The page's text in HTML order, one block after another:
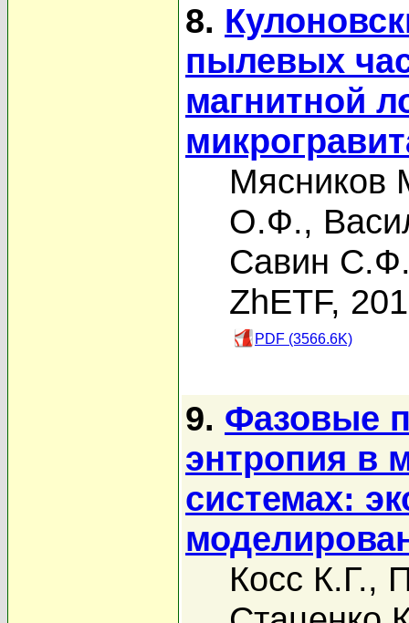
8.
пылевых
магнитной
Мясников
О.Ф.,
Савин
ZhETF,
PDF (3566.6K)
9. Фазовые
энтропия в
системах:
Косс К.Г.,